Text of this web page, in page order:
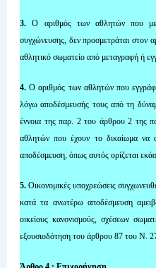
3.Ο αριθμός των αθλητών που
συγχώνευσης, δεν προσμετράται στον
αθλητικό σωματείο από μεταγραφή ή
4. Ο αριθμός των αθλητών που
λόγω αποδέσμευσής τους από τη
έννοια της παρ. 2 του άρθρου 2 της
αθλητών που έχουν το δικαίωμα να
αποδέσμευση, όπως αυτός ορίζεται
5.Οικονομικές υποχρεώσεις
κατά τα ανωτέρω αποδέσμευση
οικείους κανονισμούς, σχέσεων
εξουσιοδότηση του άρθρου 87 του Ν.